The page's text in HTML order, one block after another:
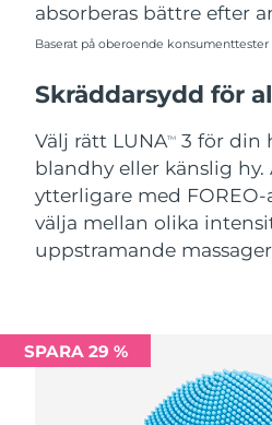
absorberas bättre efter
Baserat på oberoende konsumenttester
Skräddarsydd för
Välj rätt LUNATM
3 för din
blandhy eller känslig hy.
ytterligare med
välja mellan olika
uppstramande
SPARA 29 %